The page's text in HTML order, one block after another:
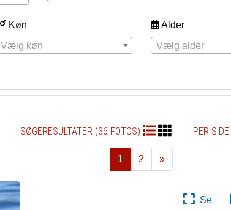
Køn
Vælg køn
Alder
Vælg alder
SØGERESULTATER (36 FOTOS) PER SIDE:
1 2
»
Næste
Se